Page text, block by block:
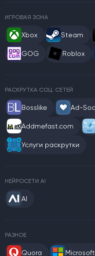
ИГРОВАЯ ЗОНА
Xbox Steam
GOG Roblox
РАСКРУТКА СОЦ. СЕТЕЙ
Bosslike Ad-
Addmefast.com
Услуги раскрутки
НЕЙРОСЕТИ AI
AI
РАЗНОЕ
Quora Microsoft